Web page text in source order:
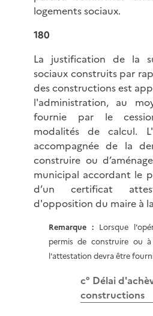
logements sociaux.
180
La justification de la
sociaux construits par
des constructions est
l'administration, au
fournie par le
modalités de calcul.
accompagnée de la
construire ou
municipal accordant le
d’un certificat
d'opposition du maire à
Remarque :Lorsque
permis de construire ou à
l'attestation devra être
c° Délai
constructions